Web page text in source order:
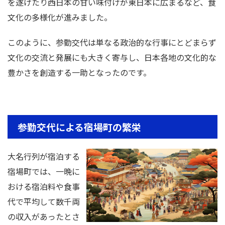
文化の多様化が進みました。
このように、参勤交代は単なる政治的な行事にとどまらず
文化の交流と発展にも大きく寄与し、日本各地の文化的な
豊かさを創造する一助となったのです。
参勤交代による宿場町の繁栄
大名行列が宿泊する
宿場町では、一晩に
おける宿泊料や食事
代で平均して数千両
の収入があったとさ